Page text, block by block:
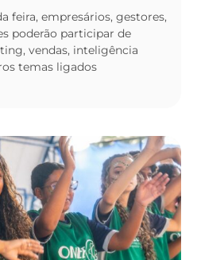
feira, empresários, gestores,
poderão participar de
vendas, inteligência
temas ligados